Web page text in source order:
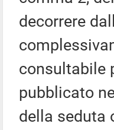
decorrere
consultabile
pubblicato
della seduta